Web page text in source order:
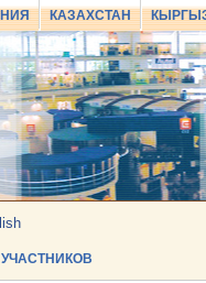
КАЗАХСТАН